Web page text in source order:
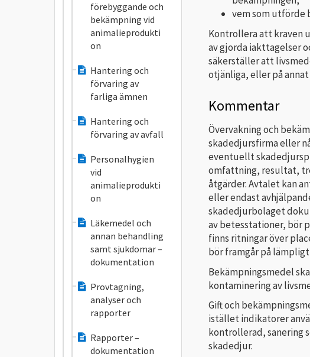
förebyggande och
bekämpning vid
animalieprodukti
on
Hantering och
förvaring av
farliga ämnen
Hantering och
förvaring av avfall
Personalhygien
vid
animalieprodukti
on
Läkemedel och
annan behandling
samt sjukdomar –
dokumentation
Provtagning,
analyser och
rapporter
Rapporter –
dokumentation
vem som utförde
Kontrollera att kraven
av gjorda iakttagelser
säkerställer att
otjänliga, eller på
Kommentar
Övervakning och
skadedjursfirma eller
eventuellt
omfattning, resultat,
åtgärder. Avtalet kan
eller endast
skadedjurbolaget
av betesstationer, bör
finns ritningar över
bör framgår på
Bekämpningsmedel
kontaminering av
Gift och
istället indikatorer
kontrollerad, sanering
skadedjur.